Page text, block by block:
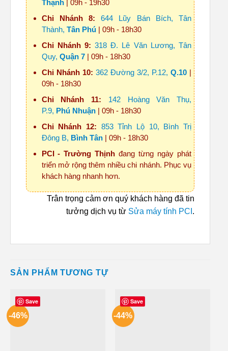
Thạnh| 09h - 19h30
Chi Nhánh 8:
644 Lũy Bán Bích, Tân
Thành, Tân Phú| 09h - 18h30
Chi Nhánh 9: 318 Đ. Lê Văn Lương, Tân
Quy, Quận 7| 09h - 18h30
Chi Nhánh 10: 362 Đường 3/2, P.12, Q.10|
09h - 18h30
Chi Nhánh 11:
142 Hoàng Văn Thụ,
P.9, Phú Nhuận| 09h - 18h30
Chi Nhánh 12: 853 Tỉnh Lộ 10, Bình Trị
Đông B, Bình Tân| 09h - 18h30
PCI - Trường Thịnh đang từng ngày phát
triển mở rộng thêm nhiều chi nhánh. Phục vụ
khách hàng nhanh hơn.
Trân trọng cảm ơn quý khách hàng đã tin
tưởng dịch vụ từ Sửa máy tính PCI .
SẢN PHẨM TƯƠNG TỰ
Save
-46%
Save
-44%